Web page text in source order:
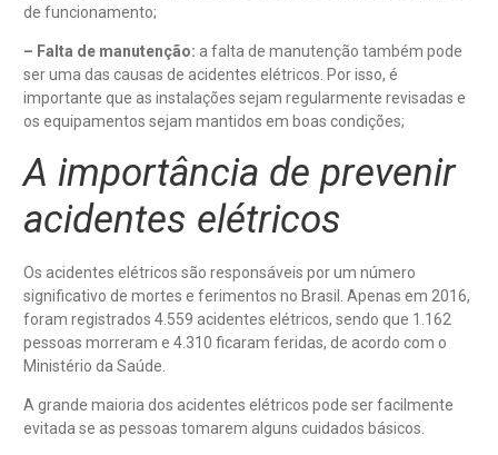
de funcionamento;
– Falta de manutenção: a falta de manutenção também pode
ser uma das causas de acidentes elétricos. Por isso, é
importante que as instalações sejam regularmente revisadas e
os equipamentos sejam mantidos em boas condições;
A importância de prevenir
acidentes elétricos
Os acidentes elétricos são responsáveis por um número
significativo de mortes e ferimentos no Brasil. Apenas em 2016,
foram registrados 4.559 acidentes elétricos, sendo que 1.162
pessoas morreram e 4.310 ficaram feridas, de acordo com o
Ministério da Saúde.
A grande maioria dos acidentes elétricos pode ser facilmente
evitada se as pessoas tomarem alguns cuidados básicos.